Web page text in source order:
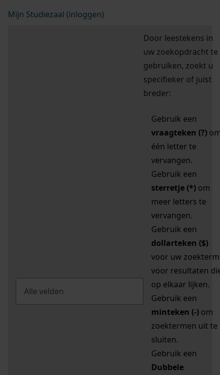
Mijn Studiezaal (inloggen)
Door leestekens in
uw zoekopdracht te
gebruiken, zoekt u
specifieker of juist
breder:
Gebruik een
vraagteken (?)
één letter te
vervangen.
Gebruik een
sterretje (*) om
meer letters te
vervangen.
Gebruik een
dollarteken ($)
voor uw zoekterm
voor resultaten
op elkaar lijken.
Gebruik een
minteken (-) om
zoektermen uit te
sluiten.
Gebruik een
Dubbele